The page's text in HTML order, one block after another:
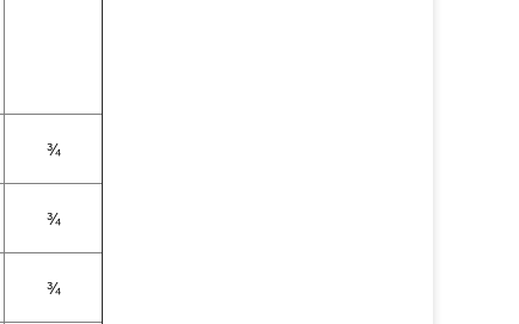
¾
¾
¾